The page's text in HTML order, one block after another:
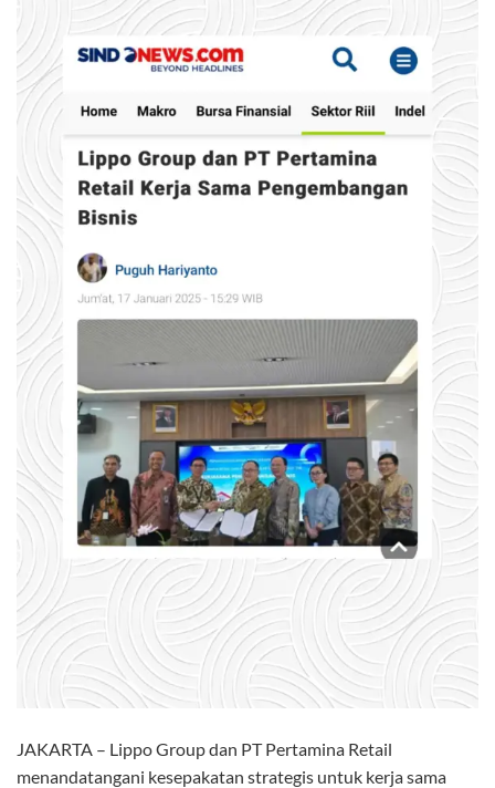
JAKARTA – Lippo Group dan PT Pertamina Retail
menandatangani kesepakatan strategis untuk kerja sama